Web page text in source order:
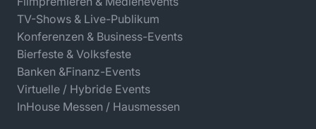
TV-Shows & Live-Publikum
Konferenzen & Business-Events
Bierfeste & Volksfeste
Banken &Finanz-Events
Virtuelle / Hybride Events
InHouse Messen / Hausmessen